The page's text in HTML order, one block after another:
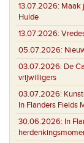
13.07.2026: Maak
Hulde
13.07.2026:
05.07.2026:
03.07.2026: De
vrijwilligers
03.07.2026:
In Flanders Fields
30.06.2026: In